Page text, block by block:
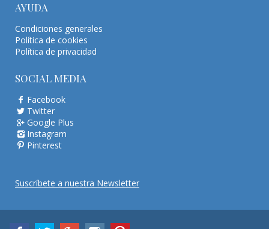
AYUDA
Condiciones generales
Política de cookies
Política de privacidad
SOCIAL MEDIA
Facebook
Twitter
Google Plus
Instagram
Pinterest
Suscríbete a nuestra Newsletter